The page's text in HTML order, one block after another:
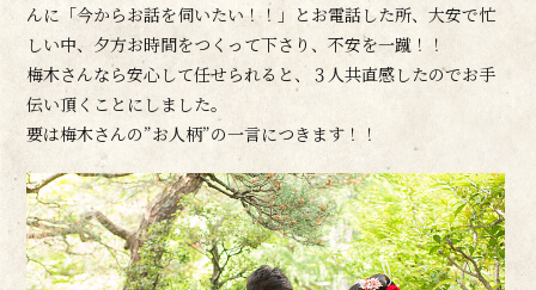
んに「今からお話を伺いたい！！」とお電話した所、大安で忙
しい中、夕方お時間をつくって下さり、不安を一蹴！！
梅木さんなら安心して任せられると、３人共直感したのでお手
伝い頂くことにしました。
要は梅木さんの”お人柄”の一言につきます！！